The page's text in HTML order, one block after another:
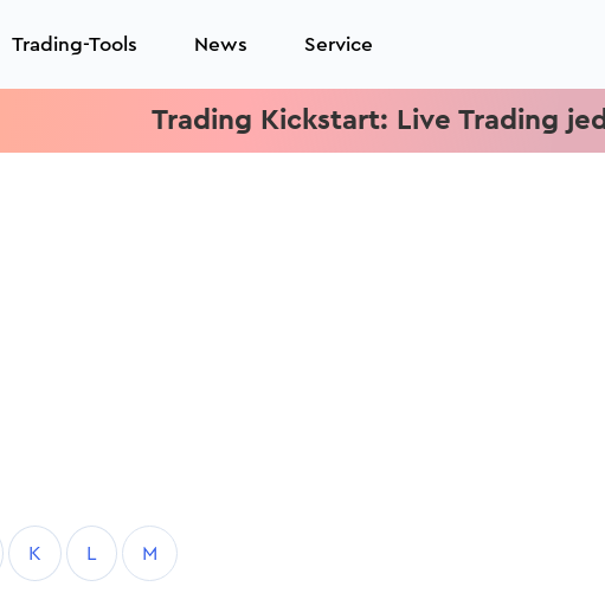
Trading-Tools News Service
Trading Kickstart: Live Trading jeden
K L M